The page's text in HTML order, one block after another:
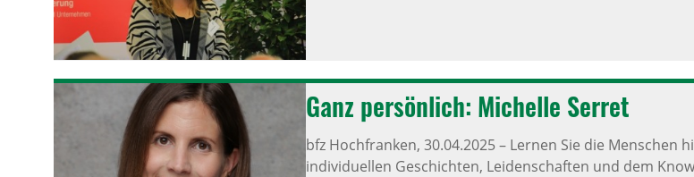
Ganz persön­lich: Michelle Serret
bfz Hochfranken, 30.04.2025–Lernen Sie die Menschen
individuellen Geschichten, Leidenschaften und dem